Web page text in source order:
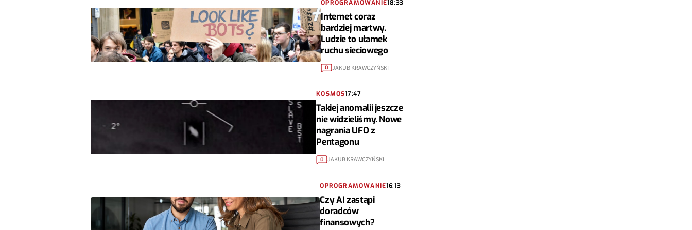
OPROGRAMOWANIE18:33
Internet coraz
bardziej martwy.
Ludzie to ułamek
ruchu sieciowego
0 JAKUB KRAWCZYŃSKI
KOSMOS17:47
Takiej anomalii jeszcze
nie widzieliśmy. Nowe
nagrania UFO z
Pentagonu
0 JAKUB KRAWCZYŃSKI
OPROGRAMOWANIE16:13
Czy AI zastąpi
doradców
finansowych?